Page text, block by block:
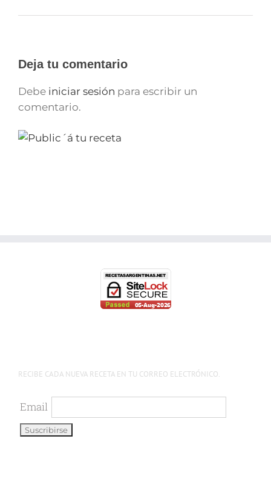
Deja tu comentario
Debe iniciar sesión para escribir un
comentario.
RECIBE CADA NUEVA RECETA EN TU CORREO ELECTRÓNICO.
Email